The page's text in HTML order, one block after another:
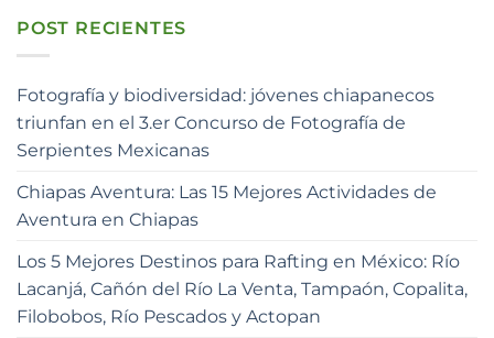
POST RECIENTES
Fotografía y biodiversidad: jóvenes chiapanecos
triunfan en el 3.er Concurso de Fotografía de
Serpientes Mexicanas
Chiapas Aventura: Las 15 Mejores Actividades de
Aventura en Chiapas
Los 5 Mejores Destinos para Rafting en México: Río
Lacanjá, Cañón del Río La Venta, Tampaón, Copalita,
Filobobos, Río Pescados y Actopan